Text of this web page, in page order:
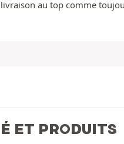
au top comme
ET PRODUITS